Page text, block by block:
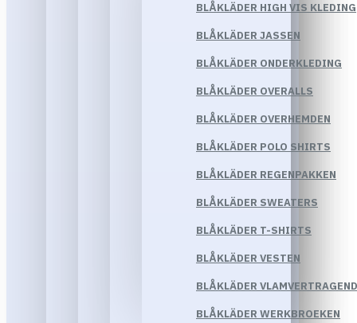
BLÅKLÄDER HIGH VIS KLEDING
BLÅKLÄDER JASSEN
BLÅKLÄDER ONDERKLEDING
BLÅKLÄDER OVERALLS
BLÅKLÄDER OVERHEMDEN
BLÅKLÄDER POLO SHIRTS
BLÅKLÄDER REGENPAKKEN
BLÅKLÄDER SWEATERS
BLÅKLÄDER T-SHIRTS
BLÅKLÄDER VESTEN
BLÅKLÄDER
BLÅKLÄDER WERKBROEKEN